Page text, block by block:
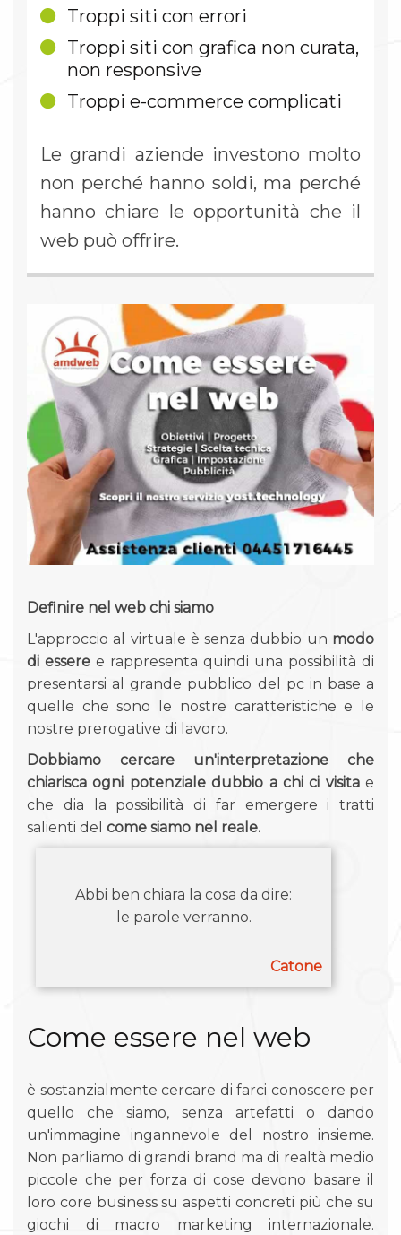
Troppi siti con errori
Troppi siti con grafica non curata,
non responsive
Troppi e-commerce complicati
Le grandi aziende investono molto
non perché hanno soldi, ma perché
hanno chiare le opportunità che il
web può offrire.
Definire nel web chi siamo
L'approccio al virtuale è senza dubbio un modo
di essere e rappresenta quindi una possibilità di
presentarsi al grande pubblico del pc in base a
quelle che sono le nostre caratteristiche e le
nostre prerogative di lavoro.
Dobbiamo cercare un'interpretazione che
chiarisca ogni potenziale dubbio a chi ci visita e
che dia la possibilità di far emergere i tratti
salienti del come siamo nel reale.
Abbi ben chiara la cosa da dire:
le parole verranno.
Catone
Come essere nel web
è sostanzialmente cercare di farci conoscere per
quello che siamo, senza artefatti o dando
un'immagine ingannevole del nostro insieme.
Non parliamo di grandi brand ma di realtà medio
piccole che per forza di cose devono basare il
loro core business su aspetti concreti più che su
giochi di macro marketing internazionale.